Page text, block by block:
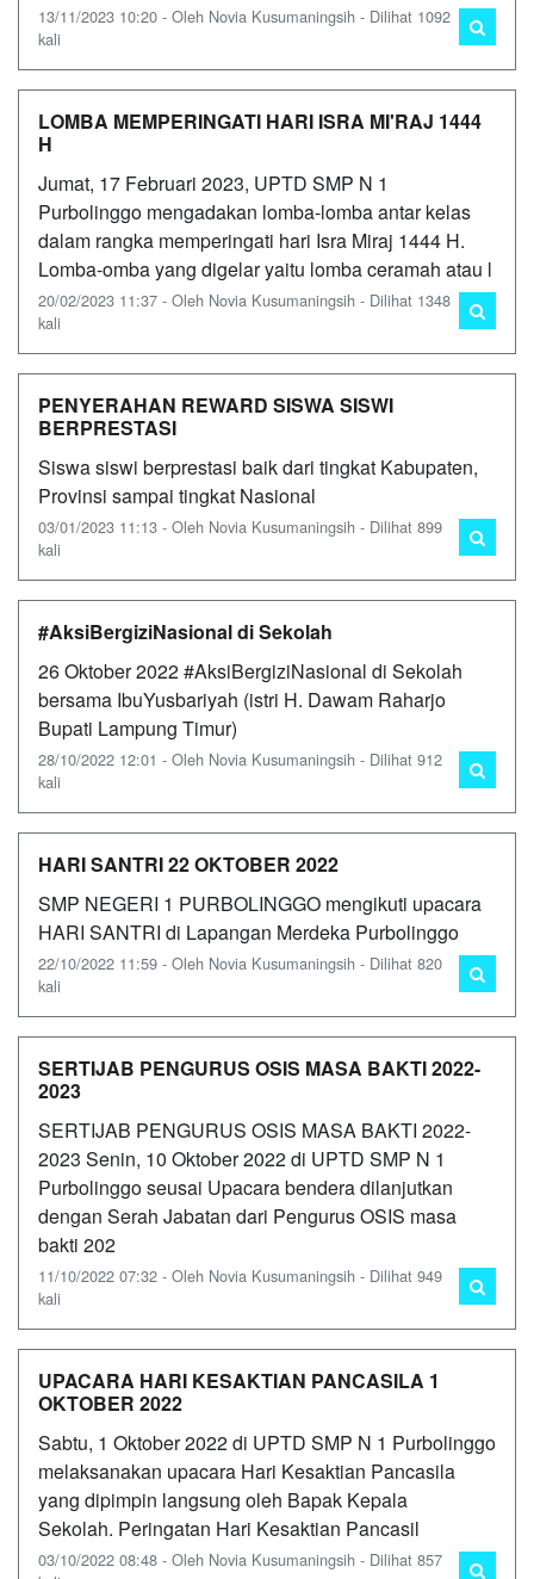
13/11/2023 10:20 - Oleh Novia Kusumaningsih - Dilihat 1092
kali
LOMBA MEMPERINGATI HARI ISRA MI'RAJ 1444
H
Jumat, 17 Februari 2023, UPTD SMP N 1
Purbolinggo mengadakan lomba-lomba antar kelas
dalam rangka memperingati hari Isra Miraj 1444 H.
Lomba-omba yang digelar yaitu lomba ceramah atau l
20/02/2023 11:37 - Oleh Novia Kusumaningsih - Dilihat 1348
kali
PENYERAHAN REWARD SISWA SISWI
BERPRESTASI
Siswa siswi berprestasi baik dari tingkat Kabupaten,
Provinsi sampai tingkat Nasional
03/01/2023 11:13 - Oleh Novia Kusumaningsih - Dilihat 899
kali
#AksiBergiziNasional di Sekolah
26 Oktober 2022 #AksiBergiziNasional di Sekolah
bersama IbuYusbariyah (istri H. Dawam Raharjo
Bupati Lampung Timur)
28/10/2022 12:01 - Oleh Novia Kusumaningsih - Dilihat 912
kali
HARI SANTRI 22 OKTOBER 2022
SMP NEGERI 1 PURBOLINGGO mengikuti upacara
HARI SANTRI di Lapangan Merdeka Purbolinggo
22/10/2022 11:59 - Oleh Novia Kusumaningsih - Dilihat 820
kali
SERTIJAB PENGURUS OSIS MASA BAKTI 2022-
2023
SERTIJAB PENGURUS OSIS MASA BAKTI 2022-
2023 Senin, 10 Oktober 2022 di UPTD SMP N 1
Purbolinggo seusai Upacara bendera dilanjutkan
dengan Serah Jabatan dari Pengurus OSIS masa
bakti 202
11/10/2022 07:32 - Oleh Novia Kusumaningsih - Dilihat 949
kali
UPACARA HARI KESAKTIAN PANCASILA 1
OKTOBER 2022
Sabtu, 1 Oktober 2022 di UPTD SMP N 1 Purbolinggo
melaksanakan upacara Hari Kesaktian Pancasila
yang dipimpin langsung oleh Bapak Kepala
Sekolah. Peringatan Hari Kesaktian Pancasil
03/10/2022 08:48 - Oleh Novia Kusumaningsih - Dilihat 857